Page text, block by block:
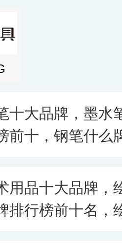
十大品牌，墨水
前十，钢笔什么
用品十大品牌，
排行榜前十名，